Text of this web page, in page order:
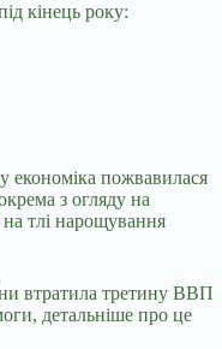
кінець року:
економіка пожвавилася
з огляду на
тлі нарощування
втратила третину ВВП
детальніше про це